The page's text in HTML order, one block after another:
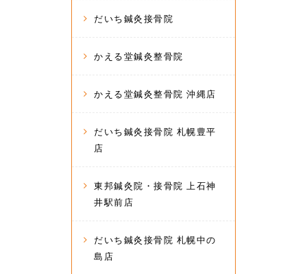
だいち鍼灸接骨院
かえる堂鍼灸整骨院
かえる堂鍼灸整骨院 沖縄店
だいち鍼灸接骨院 札幌豊平
店
東邦鍼灸院・接骨院 上石神
井駅前店
だいち鍼灸接骨院 札幌中の
島店